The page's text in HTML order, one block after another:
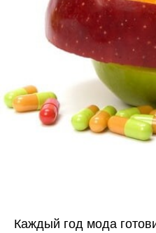
Каждый год мода